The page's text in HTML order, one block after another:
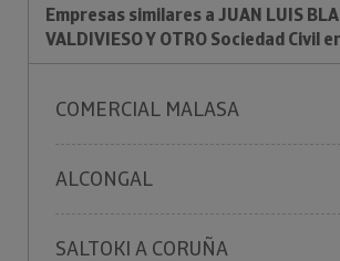
Empresas similares a JUAN LUIS
VALDIVIESO Y OTRO Sociedad Civil
COMERCIAL MALASA
ALCONGAL
SALTOKI A CORUÑA